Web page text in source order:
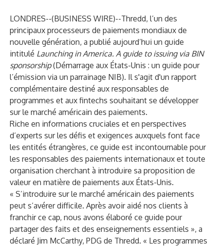
LONDRES--(BUSINESS WIRE)--Thredd, l’un des
principaux processeurs de paiements mondiaux de
nouvelle génération, a publié aujourd’hui un guide
intitulé Launching in America. A guide to issuing via BIN
sponsorship(Démarrage aux États-Unis : un guide pour
l’émission via un parrainage NIB). Il s'agit d'un rapport
complémentaire destiné aux responsables de
programmes et aux fintechs souhaitant se développer
sur le marché américain des paiements.
Riche en informations cruciales et en perspectives
d’experts sur les défis et exigences auxquels font face
les entités étrangères, ce guide est incontournable pour
les responsables des paiements internationaux et toute
organisation cherchant à introduire sa proposition de
valeur en matière de paiements aux États-Unis.
« S’introduire sur le marché américain des paiements
peut s’avérer difficile. Après avoir aidé nos clients à
franchir ce cap, nous avons élaboré ce guide pour
partager des faits et des enseignements essentiels », a
déclaré Jim McCarthy, PDG de Thredd. « Les programmes